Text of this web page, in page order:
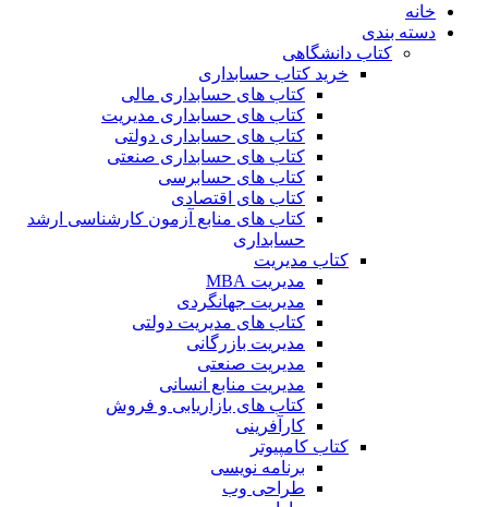
خانه
دسته بندی
کتاب دانشگاهی
خرید کتاب حسابداری
کتاب های حسابداری مالی
کتاب های حسابداری مدیریت
کتاب های حسابداری دولتی
کتاب های حسابداری صنعتی
کتاب های حسابرسی
کتاب های اقتصادی
کتاب های منابع آزمون کارشناسی ارشد
حسابداری
کتاب مدیریت
مدیریت MBA
مدیریت جهانگردی
کتاب های مدیریت دولتی
مدیریت بازرگانی
مدیریت صنعتی
مدیریت منابع انسانی
کتاب های بازاریابی و فروش
کارآفرینی
کتاب کامپیوتر
برنامه نویسی
طراحی وب